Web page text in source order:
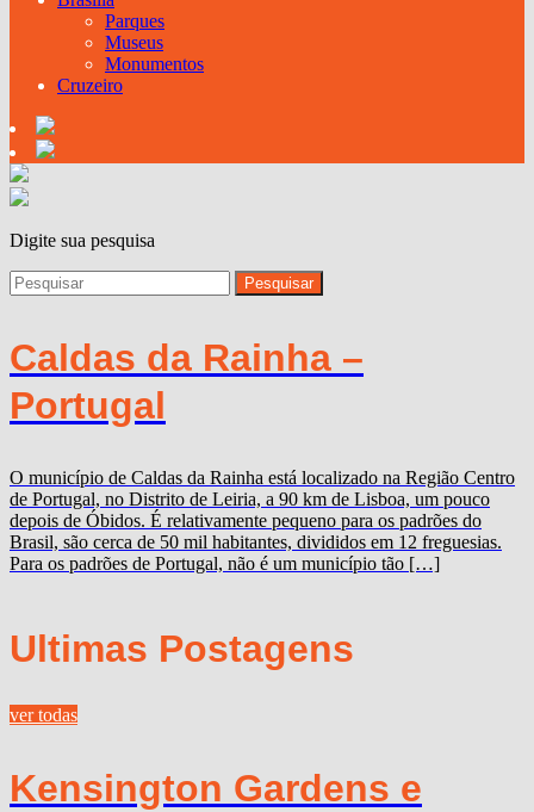
Parques
Museus
Monumentos
Cruzeiro
Digite sua pesquisa
Caldas da Rainha –
Portugal
O município de Caldas da Rainha está localizado na Região Centro
de Portugal, no Distrito de Leiria, a 90 km de Lisboa, um pouco
depois de Óbidos. É relativamente pequeno para os padrões do
Brasil, são cerca de 50 mil habitantes, divididos em 12 freguesias.
Para os padrões de Portugal, não é um município tão […]
Ultimas Postagens
ver todas
Kensington Gardens e